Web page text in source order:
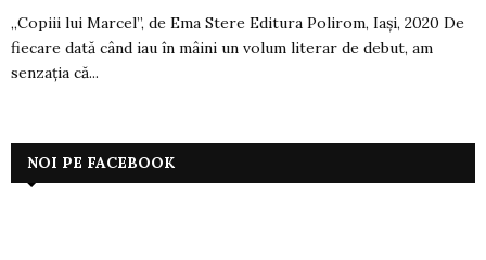
„Copiii lui Marcel”, de Ema Stere Editura Polirom, Iași, 2020 De
fiecare dată când iau în mâini un volum literar de debut, am
senzația că...
NOI PE FACEBOOK